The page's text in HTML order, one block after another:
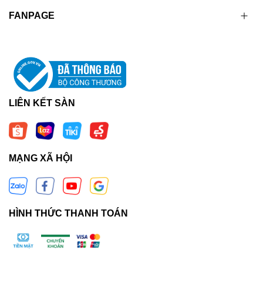
FANPAGE
LIÊN KẾT SÀN
MẠNG XÃ HỘI
HÌNH THỨC THANH TOÁN